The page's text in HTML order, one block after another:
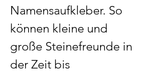
Namensaufkleber. So
können kleine und
große Steinefreunde in
der Zeit bis